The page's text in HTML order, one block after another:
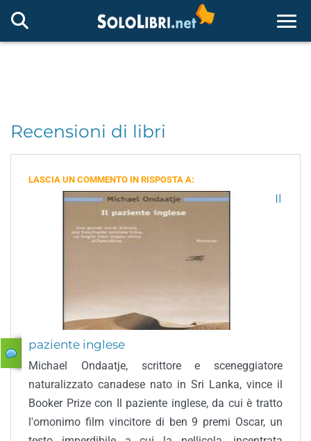
Recensioni di libri
LASCIA UN COMMENTO IN RISPOSTA A:
Il
paziente inglese
Michael Ondaatje, scrittore e sceneggiatore
naturalizzato canadese nato in Sri Lanka, vince il
Booker Prize con Il paziente inglese, da cui è tratto
l'omonimo film vincitore di ben 9 premi Oscar, un